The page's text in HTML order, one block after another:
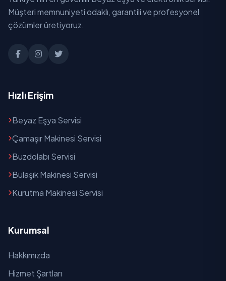
Şeyh Sinan
Yeni
Yenice
Yeşilyurt
Müşteri memnuniyeti odaklı, garantili ve profesyonel
çözümler üretiyoruz.
Hızlı Erişim
Beyaz Eşya Servisi
Çamaşır Makinesi Servisi
Buzdolabı Servisi
Bulaşık Makinesi Servisi
Kurutma Makinesi Servisi
Kurumsal
Hakkımızda
Hizmet Şartları